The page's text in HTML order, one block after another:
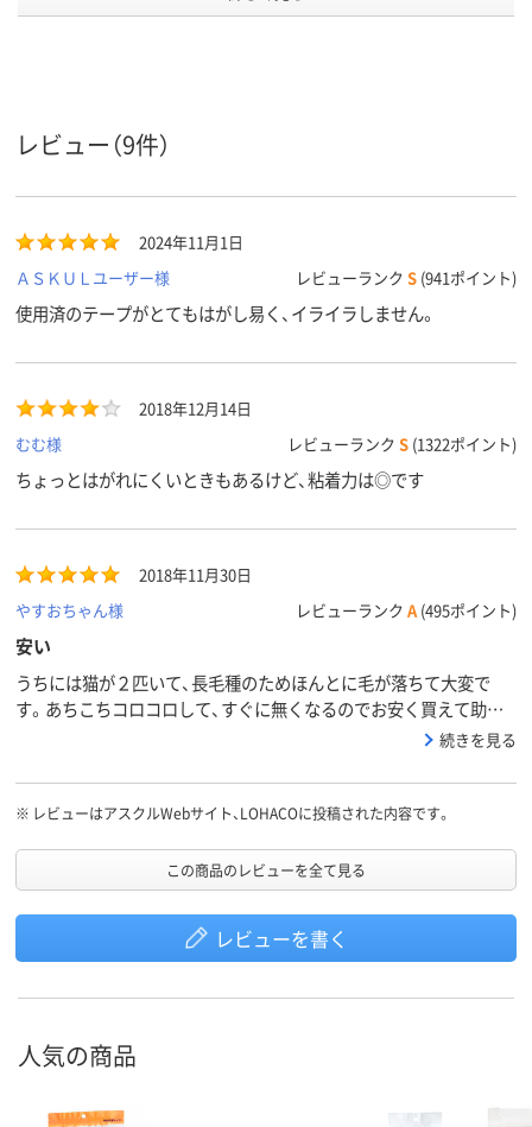
商品環境
50
レビュー（9件）
2024年11月1日
ＡＳＫＵＬユーザー様
レビューランク S (941ポイント)
使用済のテープがとてもはがし易く、イライラしません。
2018年12月14日
むむ様
レビューランク S (1322ポイント)
ちょっとはがれにくいときもあるけど、粘着力は◎です
2018年11月30日
やすおちゃん様
レビューランク A (495ポイント)
安い
うちには猫が２匹いて、長毛種のためほんとに毛が落ちて大変で
す。あちこちコロコロして、すぐに無くなるのでお安く買えて助か
続きを見る
※ レビューはアスクルWebサイト、LOHACOに投稿された内容です。
この商品のレビューを全て見る
レビューを書く
人気の商品